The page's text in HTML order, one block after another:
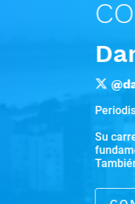
Su
También